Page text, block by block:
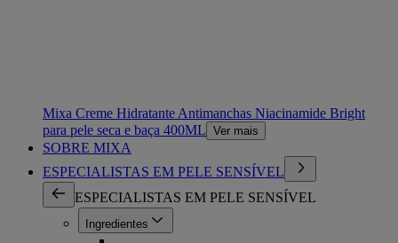
Mixa Creme Hidratante Antimanchas Niacinamide Bright
para pele seca e baça 400ML Ver mais
SOBRE MIXA
ESPECIALISTAS EM PELE SENSÍVEL
ESPECIALISTAS EM PELE SENSÍVEL
Ingredientes